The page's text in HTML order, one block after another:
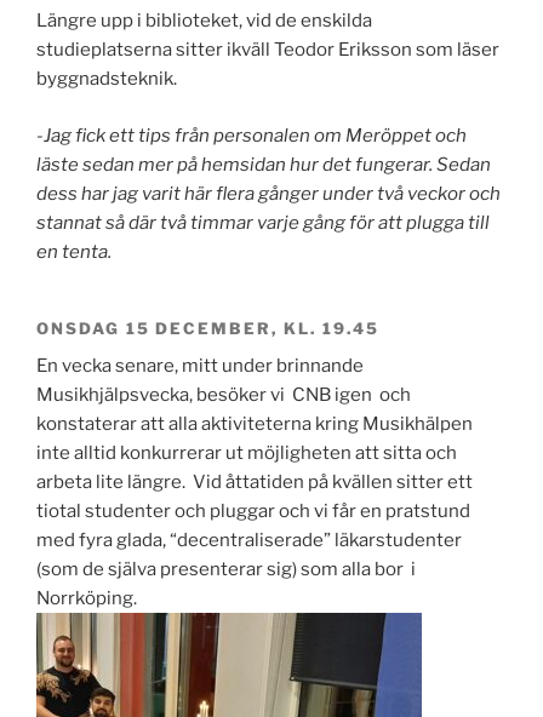
Längre upp i biblioteket, vid de enskilda
studieplatserna sitter ikväll Teodor Eriksson som läser
byggnadsteknik.
-Jag fick ett tips från personalen om Meröppet och
läste sedan mer på hemsidan hur det fungerar. Sedan
dess har jag varit här flera gånger under två veckor och
stannat så där två timmar varje gång för att plugga till
en tenta.
ONSDAG 15 DECEMBER, KL. 19.45
En vecka senare, mitt under brinnande
Musikhjälpsvecka, besöker vi CNB igen och
konstaterar att alla aktiviteterna kring Musikhälpen
inte alltid konkurrerar ut möjligheten att sitta och
arbeta lite längre. Vid åttatiden på kvällen sitter ett
tiotal studenter och pluggar och vi får en pratstund
med fyra glada, “decentraliserade” läkarstudenter
(som de själva presenterar sig) som alla bor i
Norrköping.